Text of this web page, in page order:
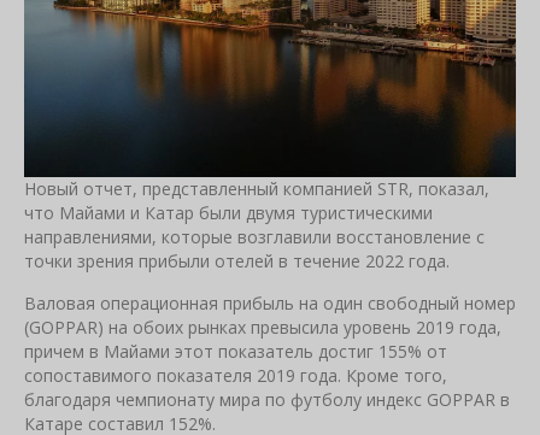
Новый отчет, представленный компанией STR, показал,
что Майами и Катар были двумя туристическими
направлениями, которые возглавили восстановление с
точки зрения прибыли отелей в течение 2022 года.
Валовая операционная прибыль на один свободный номер
(GOPPAR) на обоих рынках превысила уровень 2019 года,
причем в Майами этот показатель достиг 155% от
сопоставимого показателя 2019 года. Кроме того,
благодаря чемпионату мира по футболу индекс GOPPAR в
Катаре составил 152%.